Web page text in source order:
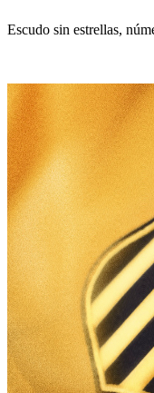
Escudo sin estrellas,